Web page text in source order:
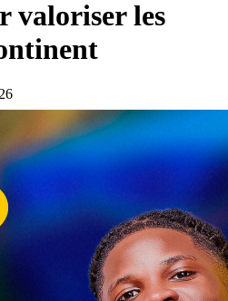
valoriser les